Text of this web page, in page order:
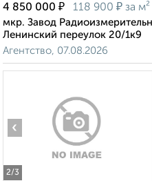
4 850 000 ₽ 118 900 ₽ за м²
мкр. Завод
Ленинский переулок 20/1к9
Агентство, 07.08.2026
2/3
‹